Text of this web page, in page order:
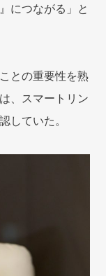
につながる」と
との重要性を熟
、スマートリン
していた。